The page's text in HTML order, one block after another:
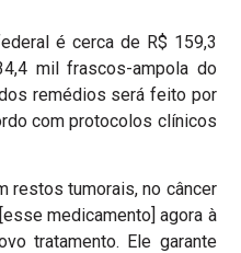
é cerca de R$ 159,3
mil frascos-ampola do
remédios será feito por
com protocolos clínicos
restos tumorais, no câncer
medicamento] agora à
tratamento. Ele garante